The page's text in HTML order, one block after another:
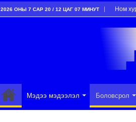
2026 ОНЫ 7 САР 20 / 12 ЦАГ 07 МИНУТ Ном
Мэдээ мэдээлэл Боловсрол